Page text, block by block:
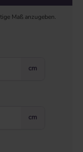
Maß anzugeben.
cm
cm